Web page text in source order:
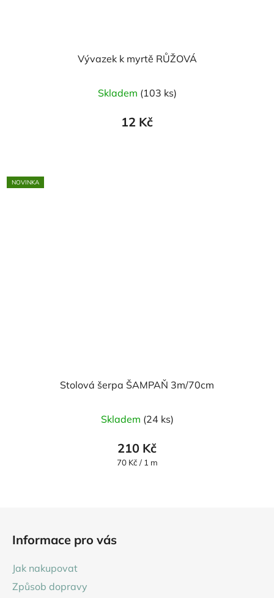
Vývazek k myrtě RŮŽOVÁ
Skladem (103 ks)
12 Kč
NOVINKA
Stolová šerpa ŠAMPAŇ 3m/70cm
Skladem (24 ks)
210 Kč
Měrná
70 Kč / 1 m
Informace pro vás
Jak nakupovat
Způsob dopravy